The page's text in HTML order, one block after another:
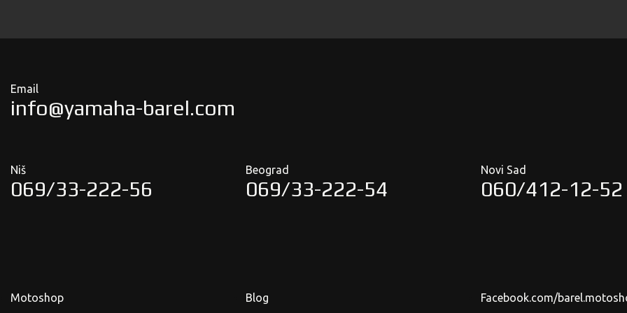
Email
info@yamaha-barel.com
Niš
069/33-222-56
Beograd
069/33-222-54
Novi Sad
060/412-12-52
Motoshop Blog Facebook.com/